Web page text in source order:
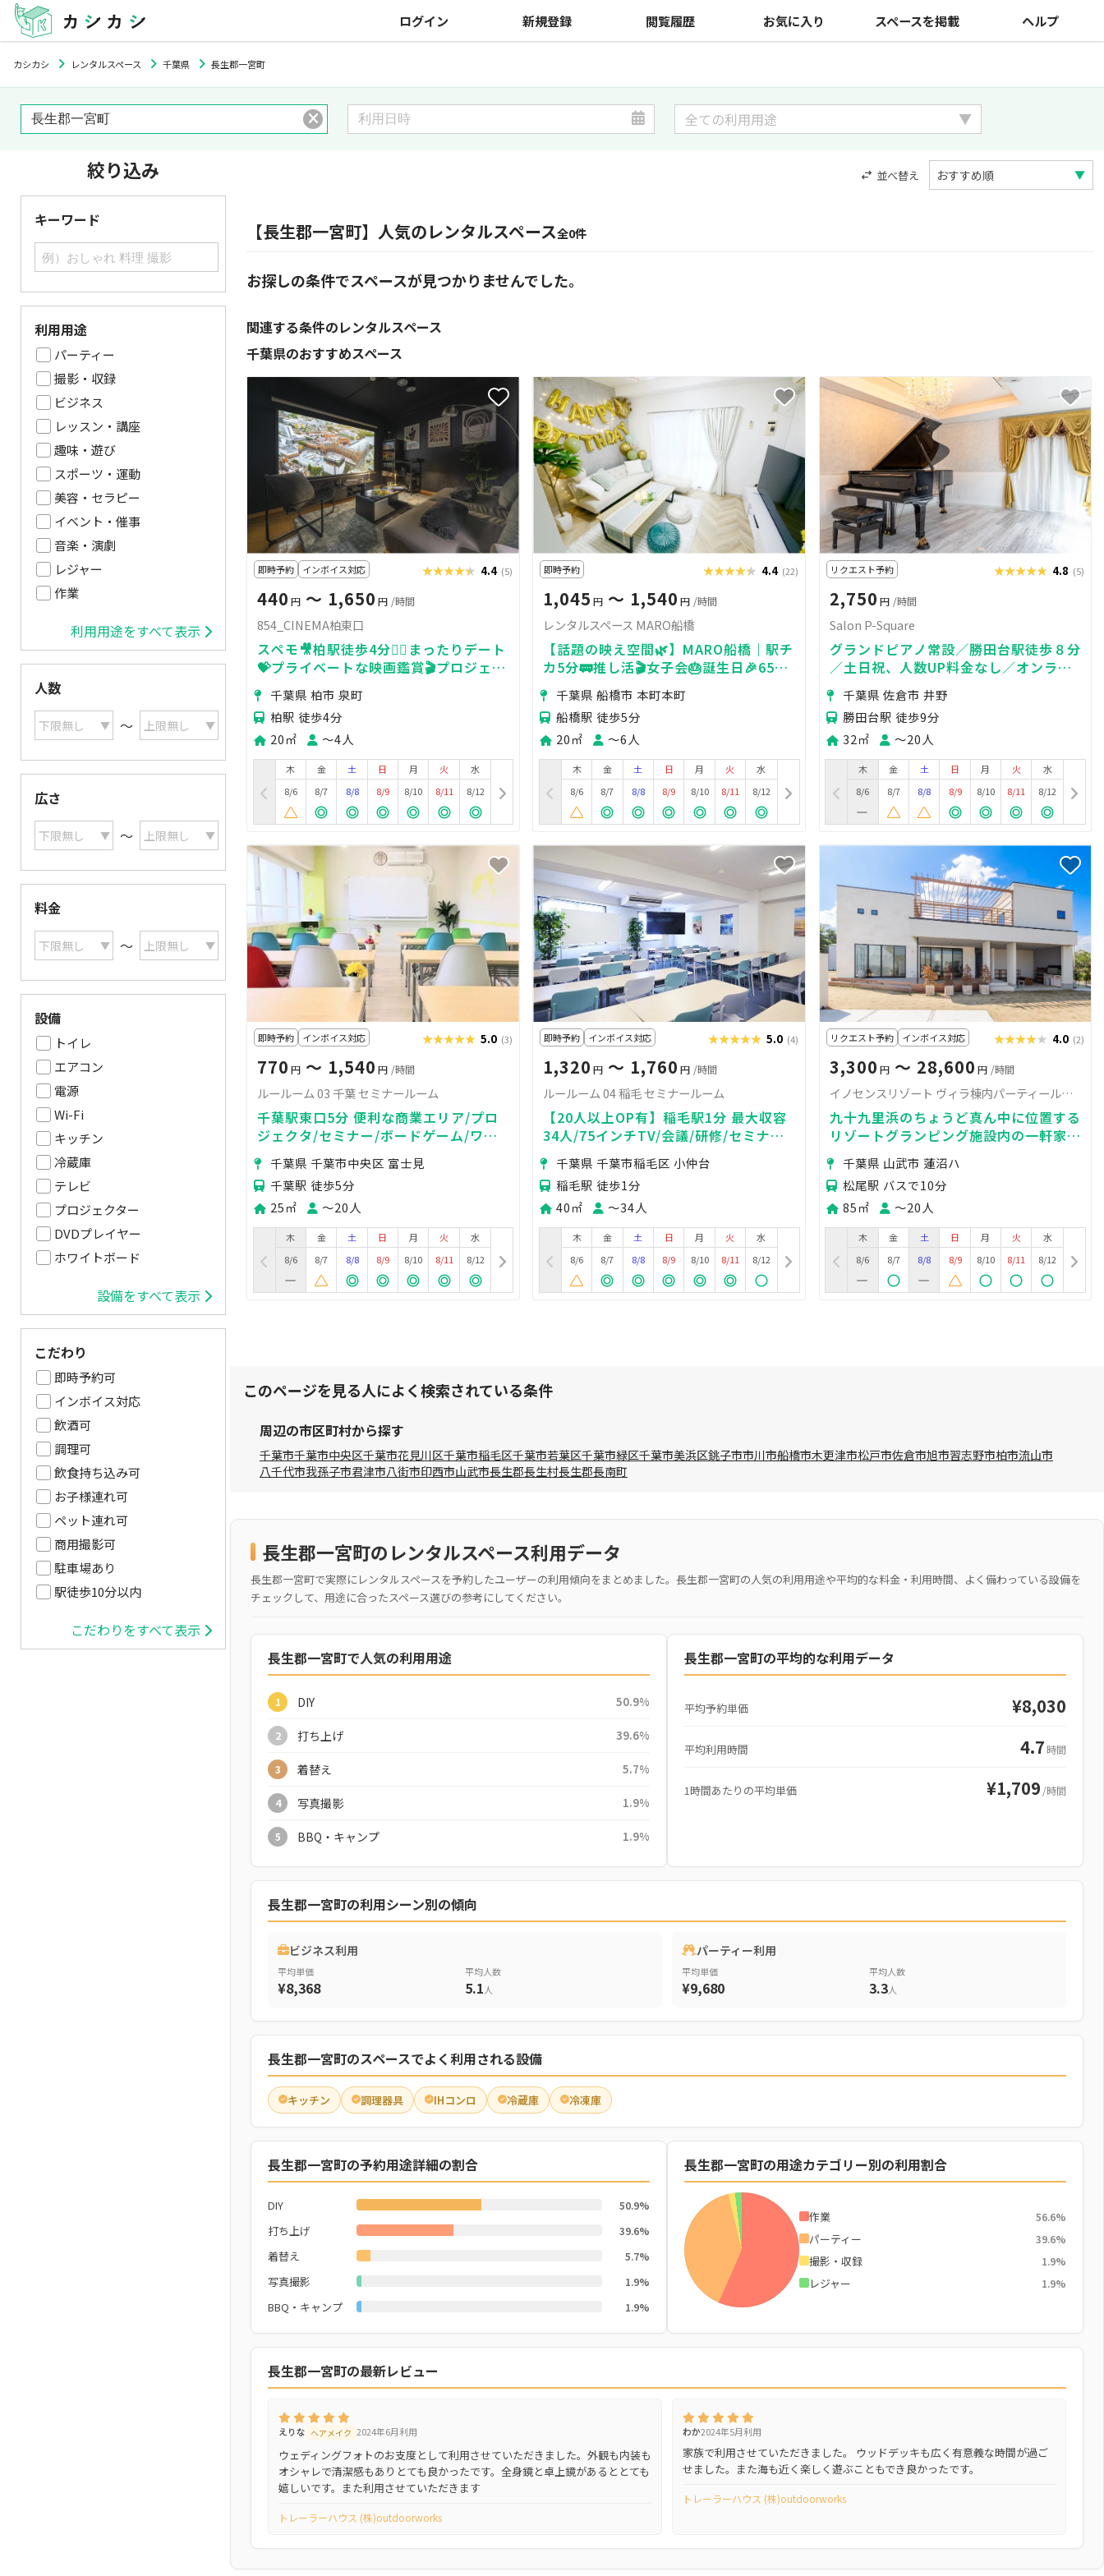
ログイン 新規登録 閲覧履歴 お気に入り スペースを掲載 ヘルプ
カシカシ レンタルスペース 千葉県 長生郡一宮町
絞り込み
キーワード
利用用途
パーティー
撮影・収録
ビジネス
レッスン・講座
趣味・遊び
スポーツ・運動
美容・セラピー
イベント・催事
音楽・演劇
レジャー
作業
利用用途をすべて表示
人数
〜
広さ
〜
料金
〜
設備
テレビ
キッチン
プロジェクター
ホワイトボード
DVDプレイヤー
トイレ
冷蔵庫
エアコン
電源
Wi-Fi
設備をすべて表示
こだわり
即時予約可
インボイス対応
駅徒歩10分以内
飲酒可
調理可
飲食持ち込み可
お子様連れ可
ペット連れ可
商用撮影可
駐車場あり
こだわりをすべて表示
並べ替え
【長生郡一宮町】人気のレンタルスペース全0件
お探しの条件でスペースが見つかりませんでした。
関連する条件のレンタルスペース
千葉県のおすすめスペース
即時予約 インボイス対応 ★★★★★
★★★★★ 4.4 (5)
440 円 〜 1,650 円 /時間
854_CINEMA柏東口
スペモ🎥柏駅徒歩4分🚶‍♀️まったりデート
💝プライベートな映画鑑賞🎬️プロジェク
ター🎞️854_ CINEMA柏東口
千葉県 柏市 泉町
柏駅 徒歩4分
20㎡
〜4人
木
8/6
金
8/7
土
8/8
日
8/9
月
8/10
火
8/11
水
8/12
即時予約 ★★★★★
★★★★★ 4.4 (22)
1,045 円 〜 1,540 円 /時間
レンタルスペース MARO船橋
【話題の映え空間🌿】MARO船橋｜駅チ
カ5分🚃推し活🎬女子会🎂誕生日🎉65型
TV完備✨
千葉県 船橋市 本町本町
船橋駅 徒歩5分
20㎡
〜6人
木
8/6
金
8/7
土
8/8
日
8/9
月
8/10
火
8/11
水
8/12
リクエスト予約 ★★★★★
★★★★★ 4.8 (5)
2,750 円 /時間
Salon P-Square
グランドピアノ常設／勝田台駅徒歩８分
／土日祝、人数UP料金なし／オンライ
ン配信や管楽器、推し活等も可【駐車場
有】千葉県 佐倉市 井野
勝田台駅 徒歩9分
32㎡
〜20人
木
8/6
金
8/7
土
8/8
日
8/9
月
8/10
火
8/11
水
8/12
即時予約 インボイス対応 ★★★★★
★★★★★ 5.0 (3)
770 円 〜 1,540 円 /時間
ルールーム 03 千葉 セミナールーム
千葉駅東口5分 便利な商業エリア/プロ
ジェクタ/セミナー/ボードゲーム/ワー
クショップ/土足可
千葉県 千葉市中央区 富士見
千葉駅 徒歩5分
25㎡
〜20人
木
8/6
金
8/7
土
8/8
日
8/9
月
8/10
火
8/11
水
8/12
即時予約 インボイス対応 ★★★★★
★★★★★5.0 (4)
1,320 円 〜 1,760 円 /時間
ルールーム 04 稲毛 セミナールーム
【20人以上OP有】稲毛駅1分 最大収容
34人/75インチTV/会議/研修/セミナー/
ワークショップ/各種教室
千葉県 千葉市稲毛区 小仲台
稲毛駅 徒歩1分
40㎡
〜34人
木
8/6
金
8/7
土
8/8
日
8/9
月
8/10
火
8/11
水
8/12
リクエスト予約 インボイス対応 ★★★★★
★★★★★ 4.0 (2)
3,300 円〜 28,600 円 /時間
イノセンスリゾート ヴィラ棟内パーティールーム
九十九里浜のちょうど真ん中に位置する
リゾートグランピング施設内の一軒家。
おしゃれで広々としたパーティールーム
をご利用いただけます！
千葉県 山武市 蓮沼ハ
松尾駅 バスで10分
85㎡
〜20人
木
8/6
金
8/7
土
8/8
日
8/9
月
8/10
火
8/11
水
8/12
このページを見る人によく検索されている条件
周辺の市区町村から探す
千葉市千葉市中央区千葉市花見川区千葉市稲毛区千葉市若葉区千葉市緑区千葉市美浜区銚子市市川市船橋市木更津市松戸市佐倉市旭市習志野市柏市流山市
八千代市我孫子市君津市八街市印西市山武市長生郡長生村長生郡長南町
長生郡一宮町のレンタルスペース利用データ
長生郡一宮町で実際にレンタルスペースを予約したユーザーの利用傾向をまとめました。長生郡一宮町の人気の利用用途や平均的な料金・利用時間、よく備わっている設備を
チェックして、用途に合ったスペース選びの参考にしてください。
長生郡一宮町で人気の利用用途
1 DIY 50.9%
2 打ち上げ 39.6%
3 着替え 5.7%
4 写真撮影 1.9%
5 BBQ・キャンプ 1.9%
長生郡一宮町の平均的な利用データ
平均予約単価 ¥8,030
平均利用時間 4.7時間
1時間あたりの平均単価 ¥1,709 /時間
長生郡一宮町の利用シーン別の傾向
ビジネス利用
平均単価
¥8,368
平均人数
5.1人
パーティー利用
平均単価
¥9,680
平均人数
3.3人
長生郡一宮町のスペースでよく利用される設備
キッチン 調理器具 IHコンロ 冷蔵庫 冷凍庫
長生郡一宮町の予約用途詳細の割合
DIY 50.9%
打ち上げ 39.6%
着替え 5.7%
写真撮影 1.9%
BBQ・キャンプ 1.9%
長生郡一宮町の用途カテゴリー別の利用割合
作業 56.6%
パーティー 39.6%
撮影・収録 1.9%
レジャー 1.9%
長生郡一宮町の最新レビュー
えりな ヘアメイク 2024年6月利用
ウェディングフォトのお支度として利用させていただきました。外観も内装も
オシャレで清潔感もありとても良かったです。全身鏡と卓上鏡があるととても
嬉しいです。また利用させていただきます
トレーラーハウス (株)outdoorworks
わか2024年5月利用
家族で利用させていただきました。 ウッドデッキも広く有意義な時間が過ご
せました。また海も近く楽しく遊ぶこともでき良かったです。
トレーラーハウス (株)outdoorworks